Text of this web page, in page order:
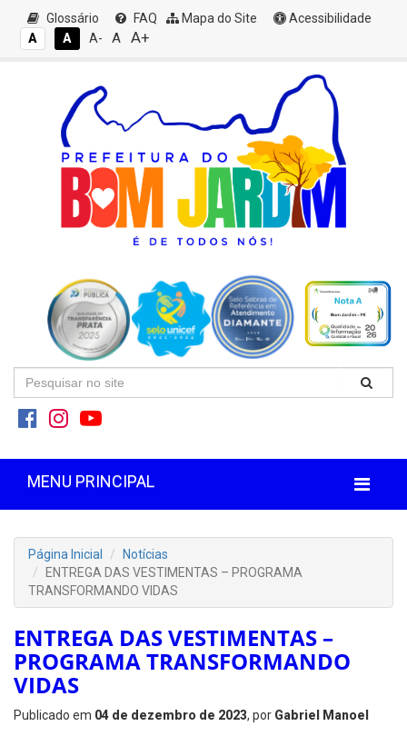
Glossário FAQ Mapa do Site
Acessibilidade
A
A A- A A+
MENU PRINCIPAL
Página Inicial
Notícias
ENTREGA DAS VESTIMENTAS – PROGRAMA
TRANSFORMANDO VIDAS
ENTREGA DAS VESTIMENTAS –
PROGRAMA TRANSFORMANDO
VIDAS
Publicado em 04 de dezembro de 2023, por Gabriel Manoel